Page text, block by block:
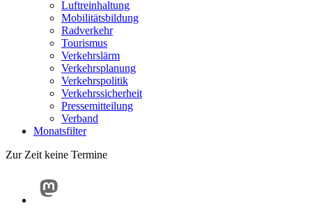
Luftreinhaltung
Mobilitätsbildung
Radverkehr
Tourismus
Verkehrslärm
Verkehrsplanung
Verkehrspolitik
Verkehrssicherheit
Pressemitteilung
Verband
Monatsfilter
Zur Zeit keine Termine